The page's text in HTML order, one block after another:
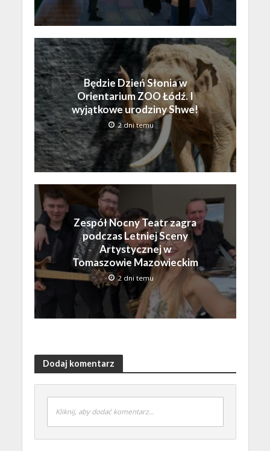
Będzie Dzień Słonia w
Orientarium ZOO Łódź. I
wyjątkowe urodziny Shwe!
2 dni temu
Zespół Nocny Teatr zagra
podczas Letniej Sceny
Artystycznej w
Tomaszowie Mazowieckim
2 dni temu
Dodaj komentarz
Kliknij, aby dodać komentarz...